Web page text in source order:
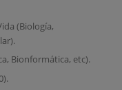
(Biología,
Bionformática, etc).